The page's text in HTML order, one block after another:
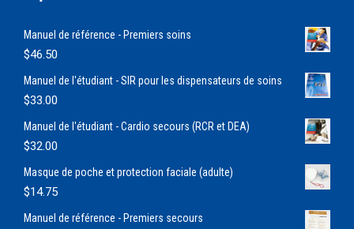
Manuel de référence - Premiers soins
$46.50
Manuel de l'étudiant - SIR pour les dispensateurs de soins
$33.00
Manuel de l'étudiant - Cardio secours (RCR et DEA)
$32.00
Masque de poche et protection faciale (adulte)
$14.75
Manuel de référence - Premiers secours